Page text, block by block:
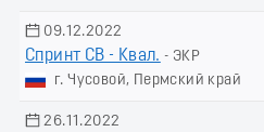
09.12.2022
Спринт СВ - Квал. - ЭКР
г. Чусовой, Пермский край
26.11.2022